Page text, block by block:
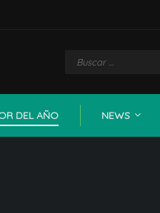
DEL AÑO NEWS